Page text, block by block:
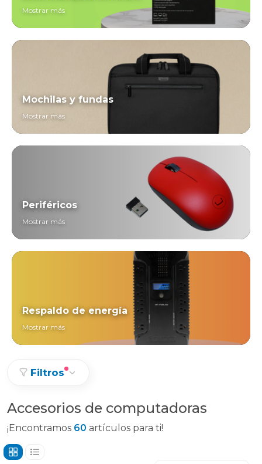
Mostrar más
Mochilas y fundas
Mostrar más
Periféricos
Mostrar más
Respaldo de energía
Mostrar más
Filtros
Accesorios de computadoras
¡Encontramos 60 artículos para ti!